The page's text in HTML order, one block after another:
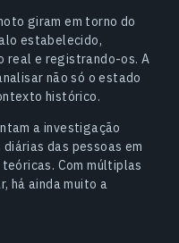
giram em torno do
estabelecido,
real e registrando-os. A
não só o estado
histórico.
a investigação
das pessoas em
Com múltiplas
há ainda muito a